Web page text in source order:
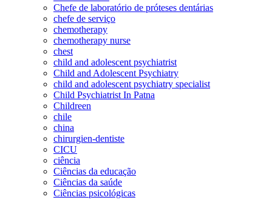
Chefe de laboratório de próteses dentárias
chefe de serviço
chemotherapy
chemotherapy nurse
chest
child and adolescent psychiatrist
Child and Adolescent Psychiatry
child and adolescent psychiatry specialist
Child Psychiatrist In Patna
Childreen
chile
china
chirurgien-dentiste
CICU
ciência
Ciências da educação
Ciências da saúde
Ciências psicológicas